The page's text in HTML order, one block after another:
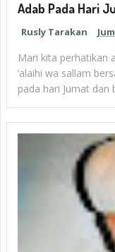
Adab Pada Hari
Rusly Tarakan
Mari kita perhatikan
‘alaihi wa sallam
pada hari Jumat dan